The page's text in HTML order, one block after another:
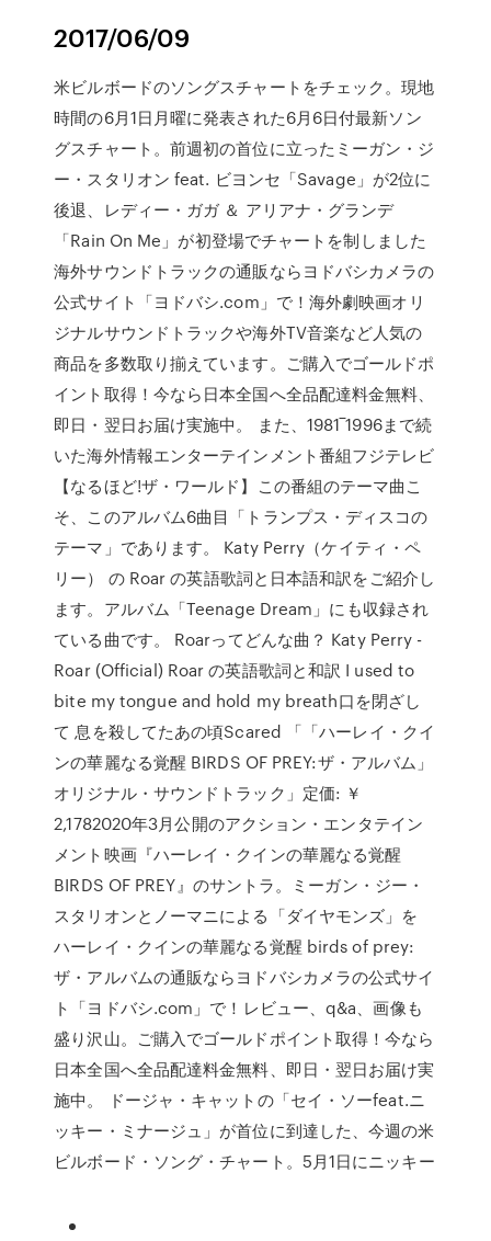
2017/06/09
米ビルボードのソングスチャートをチェック。現地
時間の6月1日月曜に発表された6月6日付最新ソン
グスチャート。前週初の首位に立ったミーガン・ジ
ー・スタリオン feat. ビヨンセ「Savage」が2位に
後退、レディー・ガガ ＆ アリアナ・グランデ
「Rain On Me」が初登場でチャートを制しました
海外サウンドトラックの通販ならヨドバシカメラの
公式サイト「ヨドバシ.com」で！海外劇映画オリ
ジナルサウンドトラックや海外TV音楽など人気の
商品を多数取り揃えています。ご購入でゴールドポ
イント取得！今なら日本全国へ全品配達料金無料、
即日・翌日お届け実施中。 また、1981‾1996まで続
いた海外情報エンターテインメント番組フジテレビ
【なるほど!ザ・ワールド】この番組のテーマ曲こ
そ、このアルバム6曲目「トランプス・ディスコの
テーマ」であります。 Katy Perry（ケイティ・ペ
リー） の Roar の英語歌詞と日本語和訳をご紹介し
ます。アルバム「Teenage Dream」にも収録され
ている曲です。 Roarってどんな曲？ Katy Perry -
Roar (Official) Roar の英語歌詞と和訳 I used to
bite my tongue and hold my breath口を閉ざし
て 息を殺してたあの頃Scared 「「ハーレイ・クイ
ンの華麗なる覚醒 BIRDS OF PREY:ザ・アルバム」
オリジナル・サウンドトラック」定価: ￥
2,1782020年3月公開のアクション・エンタテイン
メント映画『ハーレイ・クインの華麗なる覚醒
BIRDS OF PREY』のサントラ。ミーガン・ジー・
スタリオンとノーマニによる「ダイヤモンズ」を
ハーレイ・クインの華麗なる覚醒 birds of prey:
ザ・アルバムの通販ならヨドバシカメラの公式サイ
ト「ヨドバシ.com」で！レビュー、q&a、画像も
盛り沢山。ご購入でゴールドポイント取得！今なら
日本全国へ全品配達料金無料、即日・翌日お届け実
施中。 ドージャ・キャットの「セイ・ソーfeat.ニ
ッキー・ミナージュ」が首位に到達した、今週の米
ビルボード・ソング・チャート。5月1日にニッキー